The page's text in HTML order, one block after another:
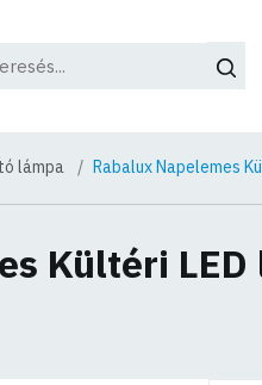
lámpa Rabalux Napelemes
Kültéri